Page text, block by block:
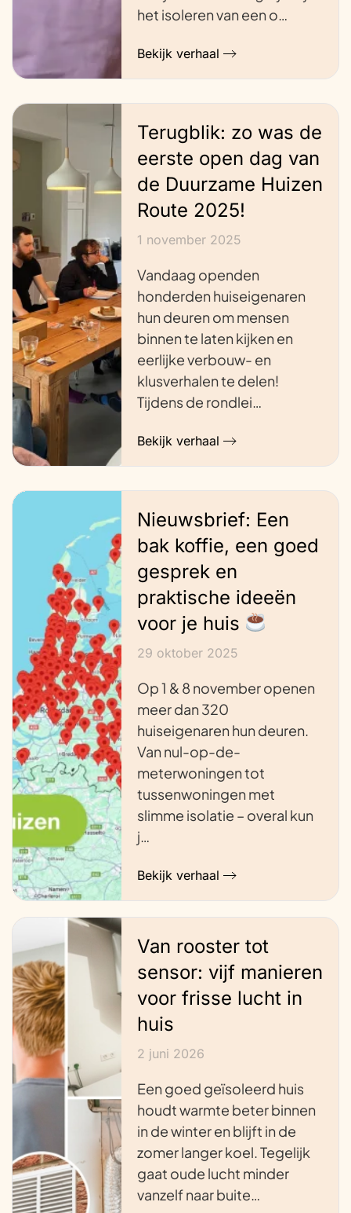
het isoleren van een o…
Bekijk verhaal
Terugblik: zo was de
eerste open dag van
de Duurzame Huizen
Route 2025!
1 november 2025
Vandaag openden
honderden huiseigenaren
hun deuren om mensen
binnen te laten kijken en
eerlijke verbouw- en
klusverhalen te delen!
Tijdens de rondlei…
Bekijk verhaal
Nieuwsbrief: Een
bak koffie, een goed
gesprek en
praktische ideeën
voor je huis
29 oktober 2025
Op 1 & 8 november openen
meer dan 320
huiseigenaren hun deuren.
Van nul-op-de-
meterwoningen tot
tussenwoningen met
slimme isolatie – overal kun
j…
Bekijk verhaal
Van rooster tot
sensor: vijf manieren
voor frisse lucht in
huis
2 juni 2026
Een goed geïsoleerd huis
houdt warmte beter binnen
in de winter en blijft in de
zomer langer koel. Tegelijk
gaat oude lucht minder
vanzelf naar buite…